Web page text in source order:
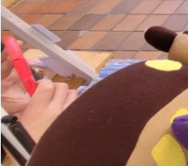
de
la
Niñez